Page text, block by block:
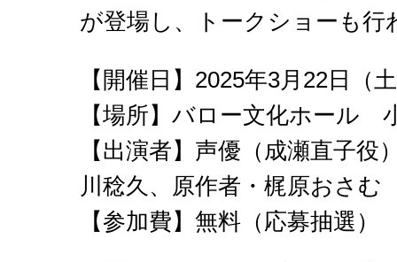
が登場し、トークショーも行
【開催日】2025年3月22日
【場所】バロー文化ホール
【出演者】声優（成瀬直子
川稔久、原作者・梶原おさむ
【参加費】無料（応募抽選）